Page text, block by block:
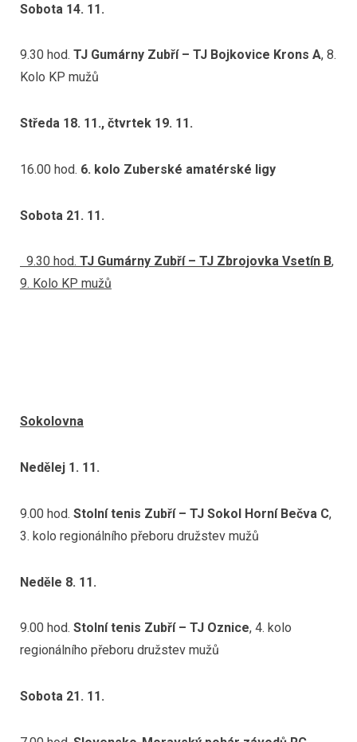
Sobota 14. 11.
9.30 hod. TJ Gumárny Zubří – TJ Bojkovice Krons A, 8.
Kolo KP mužů
Středa 18. 11., čtvrtek 19. 11.
16.00 hod. 6. kolo Zuberské amatérské ligy
Sobota 21. 11.
9.30 hod. TJ Gumárny Zubří – TJ Zbrojovka Vsetín B,
9. Kolo KP mužů
Sokolovna
Nedělej 1. 11.
9.00 hod. Stolní tenis Zubří – TJ Sokol Horní Bečva C,
3. kolo regionálního přeboru družstev mužů
Neděle 8. 11.
9.00 hod. Stolní tenis Zubří – TJ Oznice, 4. kolo
regionálního přeboru družstev mužů
Sobota 21. 11.